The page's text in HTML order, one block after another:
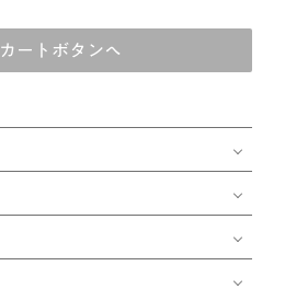
カートボタンへ